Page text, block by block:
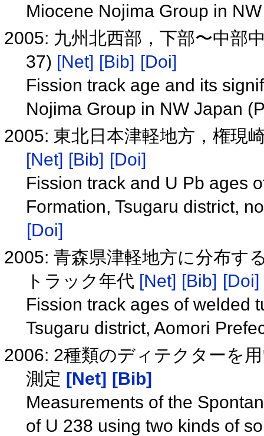
Miocene Nojima Group in
2005: 九州北西部，下部〜中部
37) [Net] [Bib] [Doi]
Fission track age and its
Nojima Group in NW Japan
2005: 東北日本津軽地方，権現
[Net] [Bib] [Doi]
Fission track and U Pb ages
Formation, Tsugaru district,
[Doi]
2005: 青森県津軽地方に分布す
トラック年代 [Net] [Bib] [Doi]
Fission track ages of welded
Tsugaru district, Aomori
2006: 2種類のディテクターを
測定 [Net] [Bib]
Measurements of the
of U 238 using two kinds of